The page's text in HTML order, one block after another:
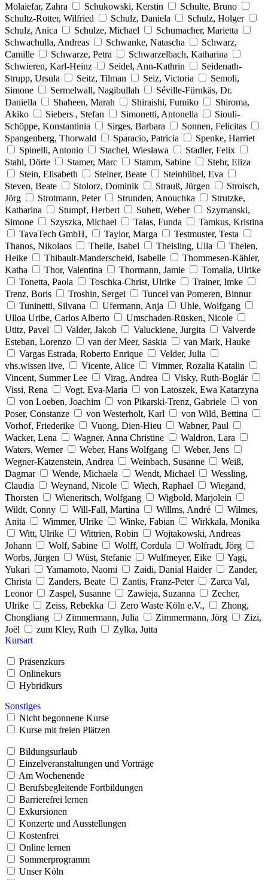
Molaiefar, Zahra
Schukowski, Kerstin
Schulte, Bruno
Schultz-Rotter, Wilfried
Schulz, Daniela
Schulz, Holger
Schulz, Anica
Schulze, Michael
Schumacher, Marietta
Schwachulla, Andreas
Schwanke, Natascha
Schwarz,
Camille
Schwarze, Petra
Schwarzelbach, Katharina
Schwieren, Karl-Heinz
Seidel, Ann-Kathrin
Seidenath-
Strupp, Ursula
Seitz, Tilman Seiz, Victoria
Semoli,
Simone
Sermelwall, Nagibullah
Séville-Fürnkäs, Dr.
Daniella
Shaheen, Marah Shiraishi, Fumiko
Shiroma,
Akiko
Siebers , Stefan Simonetti, Antonella
Siouli-
Schöppe, Konstantinia
Sirges, Barbara
Sonnen, Felicitas
Spangenberg, Thorwald
Sparacio, Patricia
Spenke, Harriet
Spinelli, Antonio
Stachel, Wiesława
Stadler, Felix
Stahl, Dörte
Stamer, Marc Stamm, Sabine
Stehr, Eliza
Stein, Elisabeth
Steiner, Beate
Steinhübel, Eva
Steven, Beate
Stolorz, Dominik Strauß, Jürgen
Stroisch,
Jörg
Strotmann, Peter Strunden, Anouchka
Strutzke,
Katharina
Stumpf, Herbert Suhett, Weber
Szymanski,
Simone
Szyszka, Michael Talas, Funda
Tamkus, Kristina
TavaTech GmbH,
Taylor, Marga
Testmuster, Testa
Thanos, Nikolaos
Theile, Isabel Theisling, Ulla
Thelen,
Heike
Thibault-Manderscheid, Isabelle
Thommesen-Kähler,
Katha
Thor, Valentina Thormann, Jamie
Tomalla, Ulrike
Tonetta, Paola
Toschka-Christ, Ulrike
Trainer, Imke
Trenz, Boris
Troshin, Sergei
Tuncel van Pomeren, Binnur
Tuninetti, Silvana
Ufermann, Anja
Uhle, Wolfgang
Ulloa Uribe, Carlos Alberto
Umschaden-Rüsken, Nicole
Utitz, Pavel
Valder, Jakob Valuckiene, Jurgita
Valverde
Esteban, Lorenzo
van der Meer, Saskia
van Mark, Hauke
Vargas Estrada, Roberto Enrique
Velder, Julia
vhs.wissen live,
Vicente, Alice
Vimmer, Rozalia Katalin
Vincent, Summer Lee
Virag, Andrea
Visky, Ruth-Boglár
Vissi, Rena
Vogt, Eva-Maria
von Latoszek, Ewa Katarzyna
von Loeben, Joachim
von Pikarski-Trenz, Gabriele
von
Poser, Constanze
von Westerholt, Karl
von Wild, Bettina
Vorhof, Friederike
Vuong, Dien-Hieu
Wabner, Paul
Wacker, Lena
Wagner, Anna Christine
Waldron, Lara
Waters, Werner
Weber, Hans Wolfgang
Weber, Jens
Wegner-Katzenstein, Andrea
Weinbach, Susanne
Weiß,
Dagmar
Wende, Michaela Wendt, Michael
Wessling,
Claudia
Weynand, Nicole Wiech, Raphael
Wiegand,
Thorsten
Wieneritsch, Wolfgang
Wigbold, Marjolein
Wildt, Conny
Will-Fall, Martina Willms, André
Wilmes,
Anita
Wimmer, Ulrike Winke, Fabian
Wirkkala, Monika
Witt, Ulrike
Wittrien, Robin
Wojtakowski, Andreas
Johann
Wolf, Sabine Wolff, Cordula
Wolfradt, Jörg
Worbs, Jürgen
Wüst, Stefanie Wulfmeyer, Eike
Yagi,
Yukari
Yamamoto, Naomi Zaidi, Danial Haider
Zander,
Christa
Zanders, Beate Zantis, Franz-Peter
Zarca Val,
Leonor
Zaspel, Susanne Zawieja, Suzanna
Zecher,
Ulrike
Zeiss, Rebekka Zero Waste Köln e.V.,
Zhong,
Chongliang
Zimmermann, Julia Zimmermann, Jörg
Zizi,
Joël
zum Kley, Ruth
Zylka, Jutta
Kursart
Präsenzkurs
Onlinekurs
Hybridkurs
Sonstiges
Nicht begonnene Kurse
Kurse mit freien Plätzen
Bildungsurlaub
Einzelveranstaltungen und Vorträge
Am Wochenende
Berufsbegleitende Fortbildungen
Barrierefrei lernen
Exkursionen
Konzerte und Ausstellungen
Kostenfrei
Online lernen
Sommerprogramm
Unser Köln